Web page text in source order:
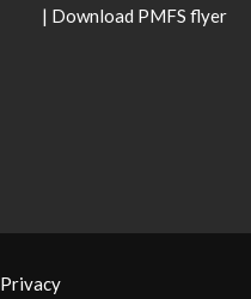
| Download PMFS flyer
Privacy